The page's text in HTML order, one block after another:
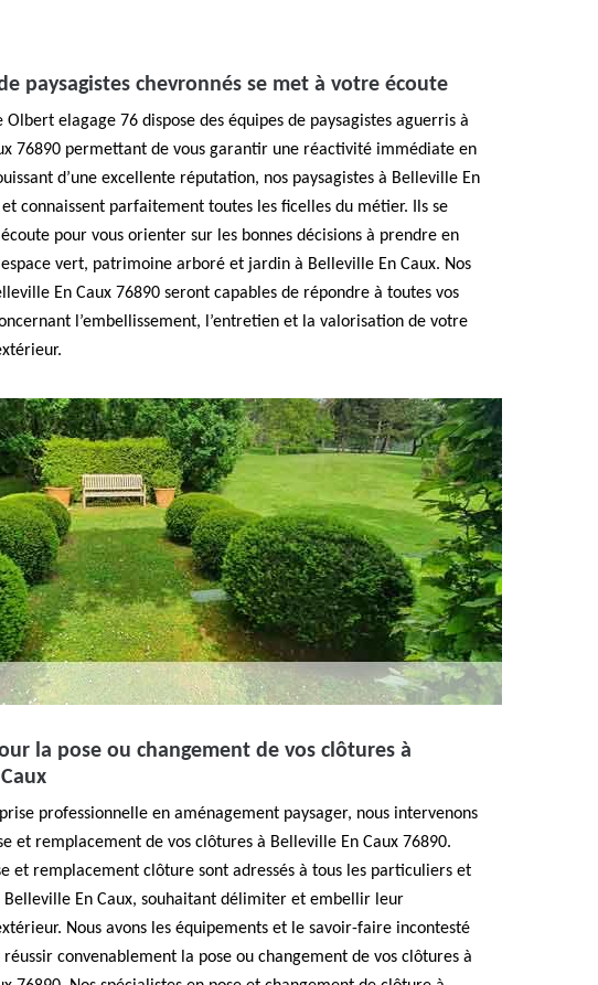
paysagistes chevronnés se met à votre écoute
elagage 76 dispose des équipes de paysagistes aguerris à
76890 permettant de vous garantir une réactivité immédiate en
d’une excellente réputation, nos paysagistes à Belleville En
connaissent parfaitement toutes les ficelles du métier. Ils se
pour vous orienter sur les bonnes décisions à prendre en
vert, patrimoine arboré et jardin à Belleville En Caux. Nos
En Caux 76890 seront capables de répondre à toutes vos
l’embellissement, l’entretien et la valorisation de votre
la pose ou changement de vos clôtures à
professionnelle en aménagement paysager, nous intervenons
et remplacement de vos clôtures à Belleville En Caux 76890.
et remplacement clôture sont adressés à tous les particuliers et
Belleville En Caux, souhaitant délimiter et embellir leur
Nous avons les équipements et le savoir-faire incontesté
convenablement la pose ou changement de vos clôtures à